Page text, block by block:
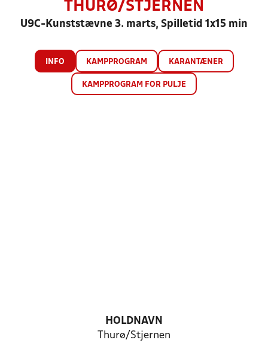
THURØ/STJERNEN
U9C-Kunststævne 3. marts, Spilletid 1x15 min
INFO KAMPPROGRAM KARANTÆNER
KAMPPROGRAM FOR PULJE
HOLDNAVN
Thurø/Stjernen